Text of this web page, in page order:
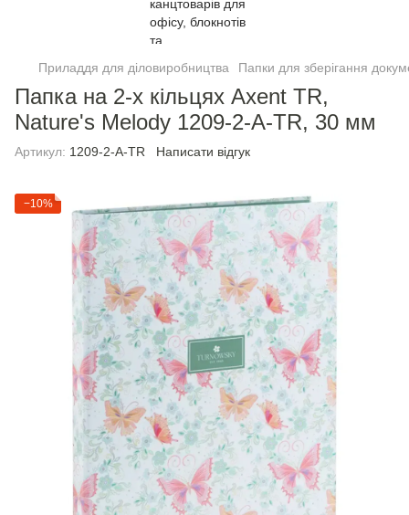
Приладдя для діловиробництва Папки для зберігання
Папка на 2-х кільцях Axent TR,
Nature's Melody 1209-2-A-TR, 30 мм
Артикул: 1209-2-A-TR Написати відгук
−10%